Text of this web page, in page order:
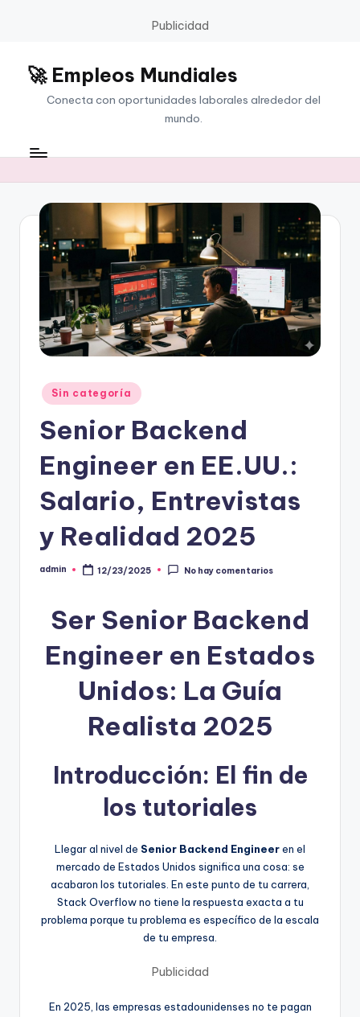
Publicidad
Saltar🚀 Empleos Mundiales
Conecta con oportunidades laborales alrededor del
mundo.
Publicado
en
Sin categoría
Senior Backend
Engineer en EE.UU.:
Salario, Entrevistas
y Realidad 2025
Publicado
admin 12/23/2025 No hay comentarios
Ser Senior Backend
Engineer en Estados
Unidos: La Guía
Realista 2025
Introducción: El fin de
los tutoriales
Llegar al nivel de Senior Backend Engineeren el
mercado de Estados Unidos significa una cosa: se
acabaron los tutoriales. En este punto de tu carrera,
Stack Overflow no tiene la respuesta exacta a tu
problema porque tu problema es específico de la escala
de tu empresa.
Publicidad
En 2025, las empresas estadounidenses no te pagan